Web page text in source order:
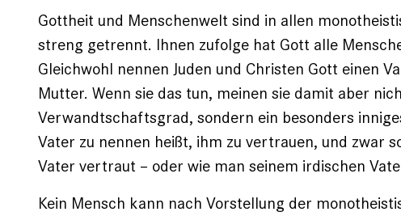
Gottheit und Menschenwelt sind in allen
streng getrennt. Ihnen zufolge hat Gott alle
Gleichwohl nennen Juden und Christen Gott einen
Mutter. Wenn sie das tun, meinen sie damit aber
Verwandtschaftsgrad, sondern ein besonders
Vater zu nennen heißt, ihm zu vertrauen, und zwar
Vater vertraut – oder wie man seinem irdischen
Kein Mensch kann nach Vorstellung der